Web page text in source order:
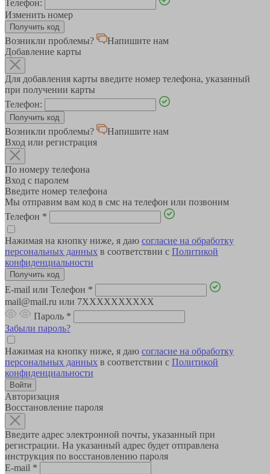
Телефон:
Изменить номер
Возникли проблемы?
Напишите нам
Добавление карты
Для добавления карты введите номер телефона, указанный
при получении карты
Телефон:
Возникли проблемы?
Напишите нам
Вход или регистрация
По номеру телефона
Вход с паролем
Введите номер телефона
Мы отправим вам код в смс на телефон или позвоним
Телефон *
Нажимая на кнопку ниже, я даю согласие на обработку
персональных данных в соответствии с Политикой
конфиденциальности
E-mail или Телефон *
mail@mail.ru или 7XXXXXXXXXX
Пароль *
Забыли пароль?
Нажимая на кнопку ниже, я даю согласие на обработку
персональных данных в соответствии с Политикой
конфиденциальности
Авторизация
Восстановление пароля
Введите адрес электронной почты, указанный при
регистрации. На указанный адрес будет отправлена
инструкция по восстановлению пароля
E-mail *